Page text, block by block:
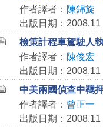
作者譯者： 陳錦旋
出版日期：2008.11
檢策計程車駕駛人
作者譯者： 陳俊宏
出版日期：2008.11
中美兩國偵查中羈
作者譯者： 曾正一
出版日期：2008.11